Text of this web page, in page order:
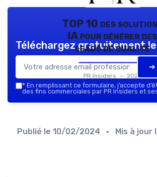
TOP 10 des
IA pour générer des
leads de qualité
PR Insiders — 2026
Téléchargez gratuitement
➔
* En remplissant ce formulaire, j’accepte
des fins commerciales par PR Insiders et
Publié le 10/02/2024 • Mis à jour